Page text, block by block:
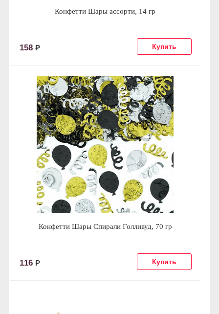
Конфетти Шары ассорти, 14 гр
158 Р
Конфетти Шары Спирали Голливуд, 70 гр
116 Р